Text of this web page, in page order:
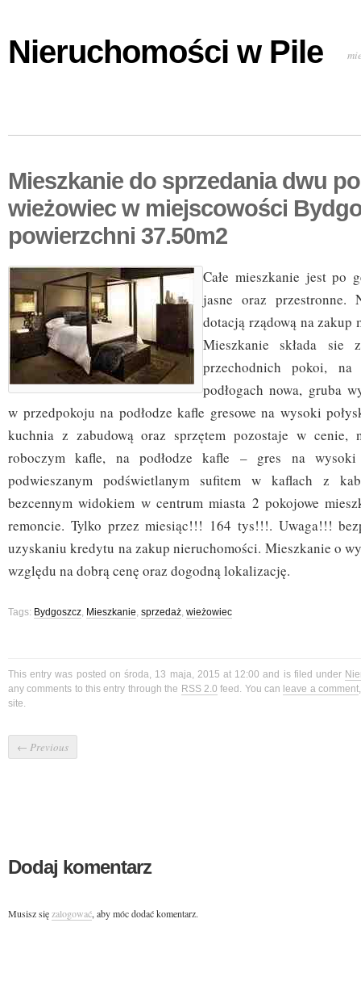
Nieruchomości w Pile
Mieszkanie do sprzedania dwu
wieżowiec w miejscowości
powierzchni 37.50m2
Całe mieszkanie jest po
jasne oraz przestronne.
dotacją rządową na zakup
Mieszkanie składa sie
przechodnich pokoi, na
podłogach nowa, gruba
w przedpokoju na podłodze kafle gresowe na wysoki
kuchnia z zabudową oraz sprzętem pozostaje w cenie,
roboczym kafle, na podłodze kafle – gres na wysoki
podwieszanym podświetlanym sufitem w kaflach z
bezcennym widokiem w centrum miasta 2 pokojowe
remoncie. Tylko przez miesiąc!!! 164 tys!!!. Uwaga!!!
uzyskaniu kredytu na zakup nieruchomości. Mieszkanie o
względu na dobrą cenę oraz dogodną lokalizację.
Tags: Bydgoszcz, Mieszkanie, sprzedaż, wieżowiec
This entry was posted on środa, 13 maja, 2015 at 12:00 and is filed under
any comments to this entry through the RSS 2.0 feed. You can leave a comment
site.
← Previous
Dodaj komentarz
Musisz sięzalogować, aby móc dodać komentarz.